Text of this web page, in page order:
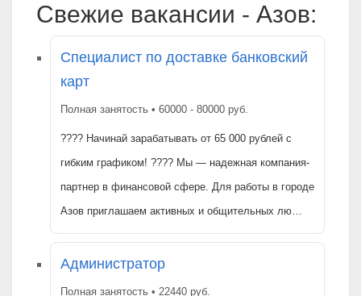
Свежие вакансии - Азов:
Специалист по доставке банковский
карт
Полная занятость • 60000 - 80000 руб.
???? Начинай зарабатывать от 65 000 рублей с
гибким графиком! ???? Мы — надежная компания-
партнер в финансовой сфере. Для работы в городе
Азов приглашаем активных и общительных лю…
Администратор
Полная занятость • 22440 руб.